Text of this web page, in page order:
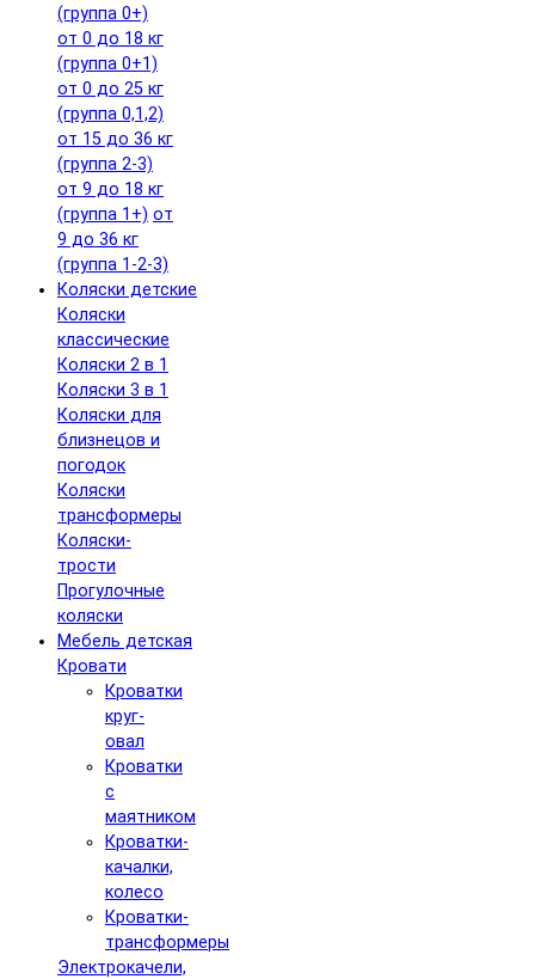
(группа 0+)
от 0 до 18 кг
(группа 0+1)
от 0 до 25 кг
(группа 0,1,2)
от 15 до 36 кг
(группа 2-3)
от 9 до 18 кг
(группа 1+) от
9 до 36 кг
(группа 1-2-3)
Коляски детские
Коляски
классические
Коляски 2 в 1
Коляски 3 в 1
Коляски для
близнецов и
погодок
Коляски
трансформеры
Коляски-
трости
Прогулочные
коляски
Мебель детская
Кровати
Кроватки
круг-
овал
Кроватки
с
маятником
Кроватки-
качалки,
колесо
Кроватки-
трансформеры
Электрокачели,